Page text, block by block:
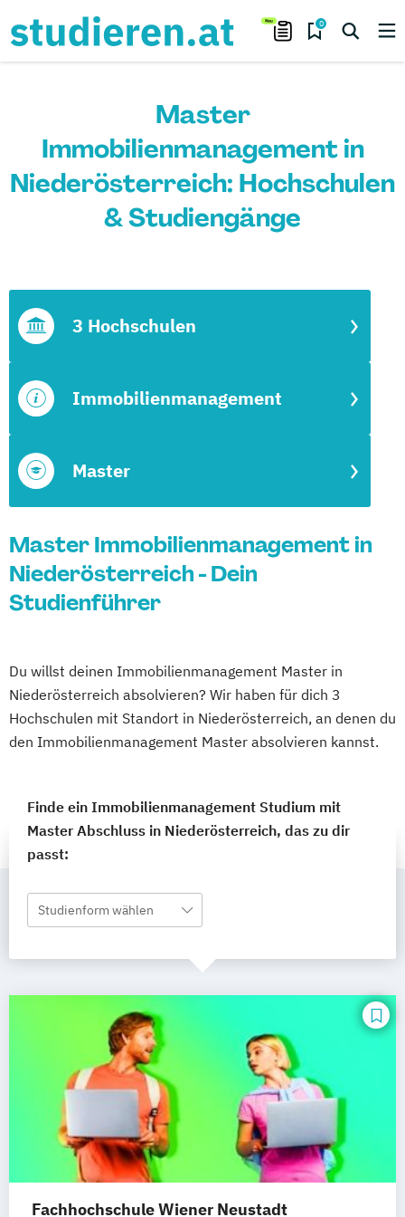
0
Master
Immobilienmanagement in
Niederösterreich: Hochschulen
& Studiengänge
Master
Immobilienmanagement
3 Hochschulen
Master Immobilienmanagement in
Niederösterreich - Dein
Studienführer
Du willst deinen Immobilienmanagement Master in
Niederösterreich absolvieren? Wir haben für dich 3
Hochschulen mit Standort in Niederösterreich, an denen du
den Immobilienmanagement Master absolvieren kannst.
Finde ein Immobilienmanagement Studium mit
Master Abschluss in Niederösterreich, das zu dir
passt:
Studienform wählen
Fachhochschule Wiener Neustadt